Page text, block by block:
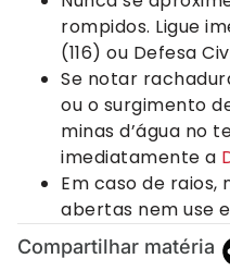
rompidos. Ligue
(116) ou Defesa
Se notar
ou o surgimento
minas d’água no
imediatamente a
Em caso de
abertas nem use
Compartilhar matéria